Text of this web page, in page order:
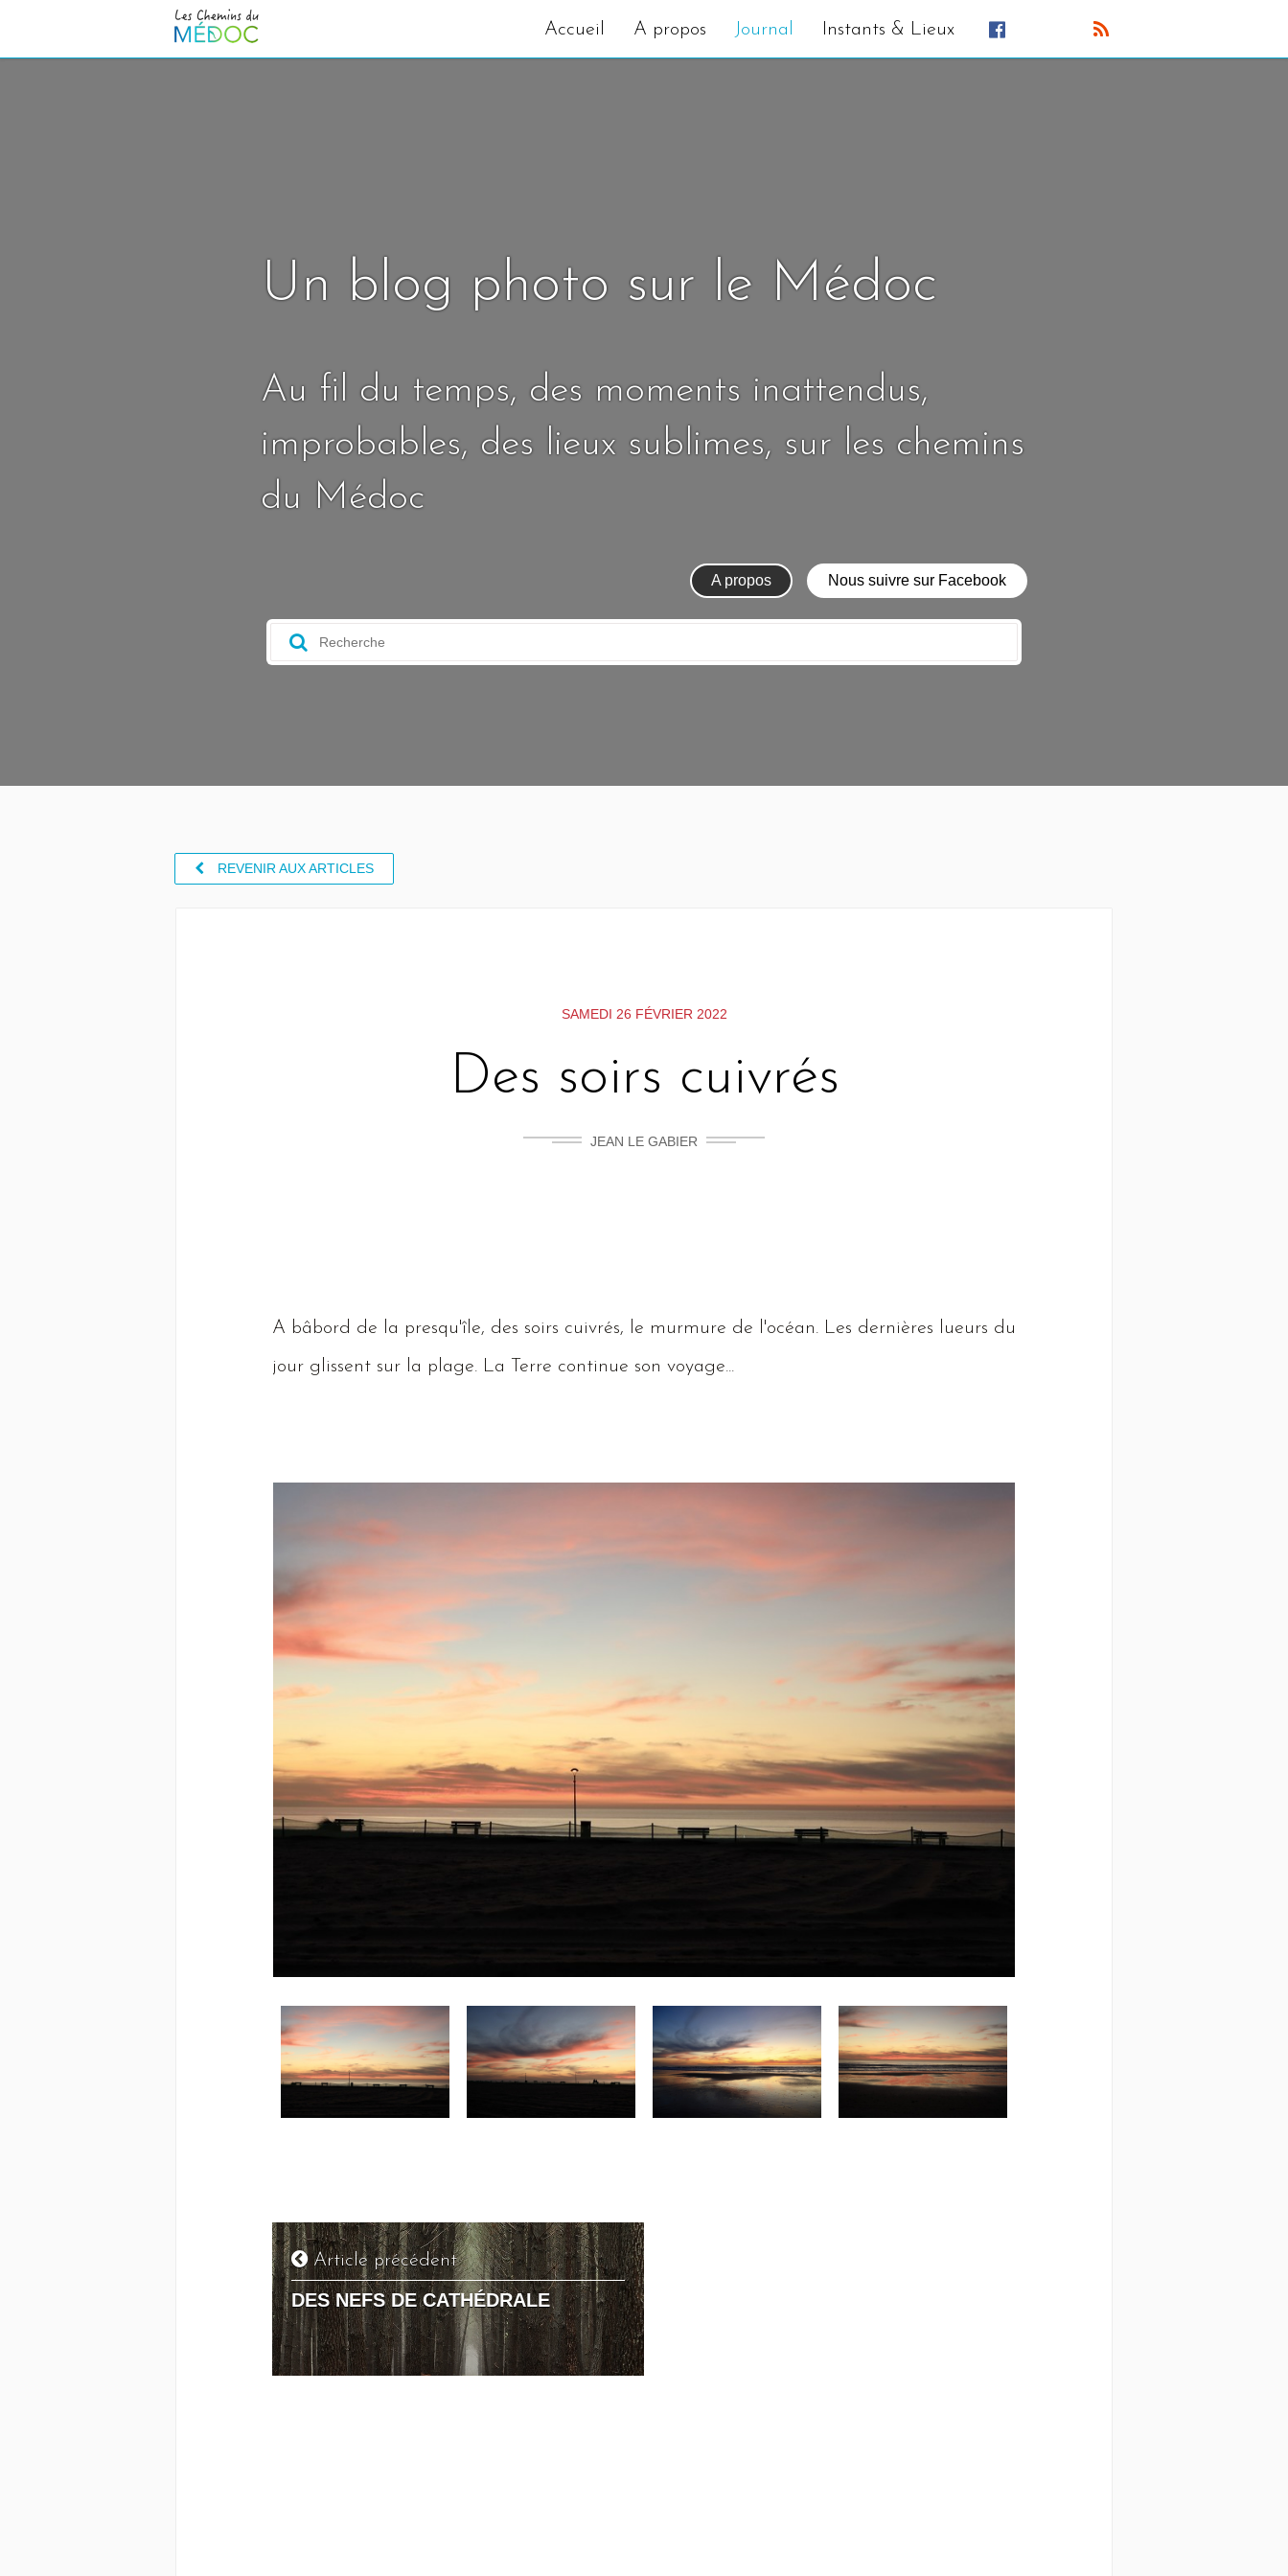
Accueil A propos Journal Instants & Lieux
Un blog photo sur le Médoc
Au fil du temps, des moments inattendus,
improbables, des lieux sublimes, sur les chemins
du Médoc
A propos Nous suivre sur Facebook
REVENIR AUX ARTICLES
SAMEDI 26 FÉVRIER 2022
Des soirs cuivrés
JEAN LE GABIER
A bâbord de la presqu'île, des soirs cuivrés, le murmure de l'océan. Les dernières lueurs du
jour glissent sur la plage. La Terre continue son voyage...
Article précédent
DES NEFS DE CATHÉDRALE